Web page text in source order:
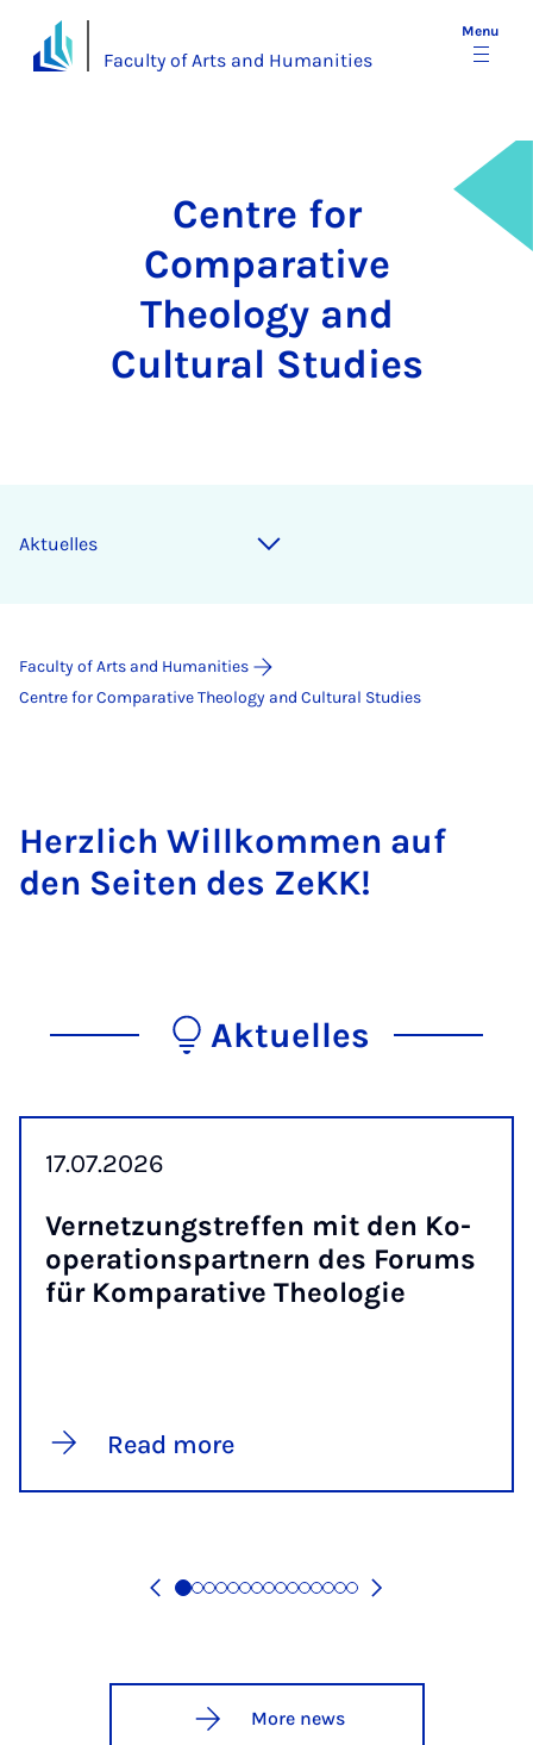
Faculty of Arts and Humanities
Menu
Centre for
Comparative
Theology and
Cultural Studies
Aktuelles
Faculty of Arts and Humanities
Centre for Comparative Theology and Cultural Studies
Herzlich Willkommen auf
den Seiten des ZeKK!
Aktuelles
17.07.2026
Vernet­zung­stref­fen mit den Ko­
op­er­a­tion­spart­nern des For­ums
für Kom­par­at­ive Theo­lo­gie
Read more
More news